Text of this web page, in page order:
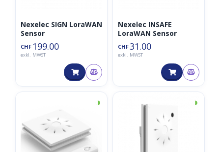
Nexelec SIGN LoraWAN
Sensor
CHF 199.00
exkl. MWST
Nexelec INSAFE
LoraWAN Sensor
CHF31.00
exkl. MWST
◑ ◑